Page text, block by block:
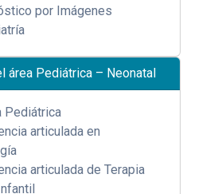
por Imágenes
área Pediátrica – Neonatal
Pediátrica
articulada en
articulada de Terapia